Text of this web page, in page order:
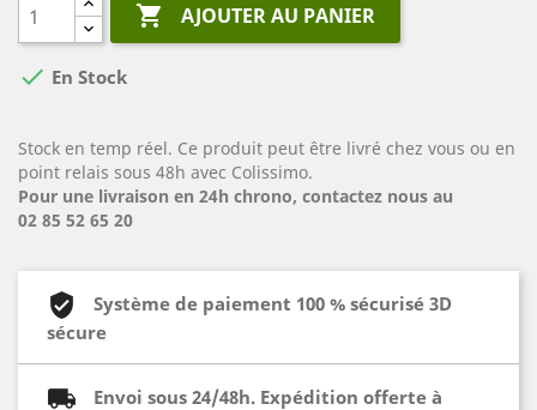
 AJOUTER AU PANIER
 En Stock
Stock en temp réel. Ce produit peut être livré chez vous ou en
point relais sous 48h avec Colissimo.
Pour une livraison en 24h chrono, contactez nous au
02 85 52 65 20
Système de paiement 100 % sécurisé 3D
sécure
Envoi sous 24/48h. Expédition offerte à